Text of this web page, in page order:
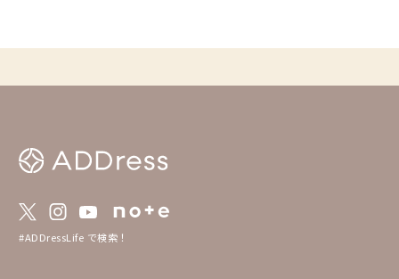
し、シーンや気分に
#ADDressLife で検索！